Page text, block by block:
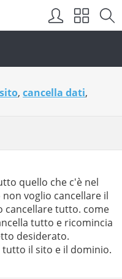
, cancella dati,
quello che c'è nel
voglio cancellare il
cancellare tutto. come
tutto e ricomincia
desiderato.
il sito e il dominio.